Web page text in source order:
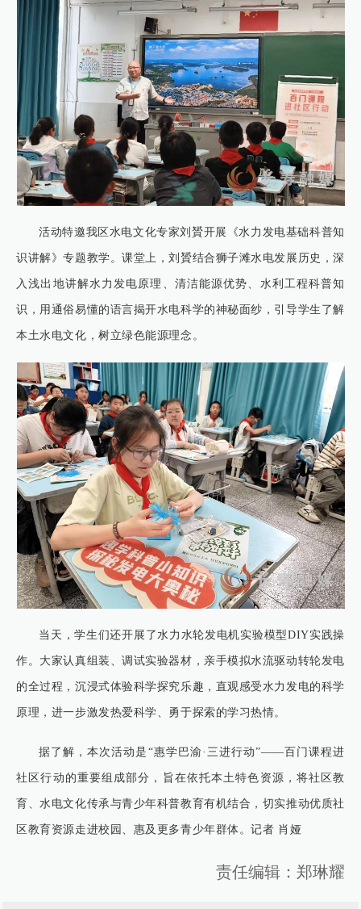
活动特邀我区水电文化专家刘贇开展《水力发电基础科普知
识讲解》专题教学。课堂上，刘贇结合狮子滩水电发展历史，深
入浅出地讲解水力发电原理、清洁能源优势、水利工程科普知
识，用通俗易懂的语言揭开水电科学的神秘面纱，引导学生了解
本土水电文化，树立绿色能源理念。
当天，学生们还开展了水力水轮发电机实验模型DIY实践操
作。大家认真组装、调试实验器材，亲手模拟水流驱动转轮发电
的全过程，沉浸式体验科学探究乐趣，直观感受水力发电的科学
原理，进一步激发热爱科学、勇于探索的学习热情。
据了解，本次活动是“惠学巴渝·三进行动”——百门课程进
社区行动的重要组成部分，旨在依托本土特色资源，将社区教
育、水电文化传承与青少年科普教育有机结合，切实推动优质社
区教育资源走进校园、惠及更多青少年群体。记者 肖娅
责任编辑：郑琳耀